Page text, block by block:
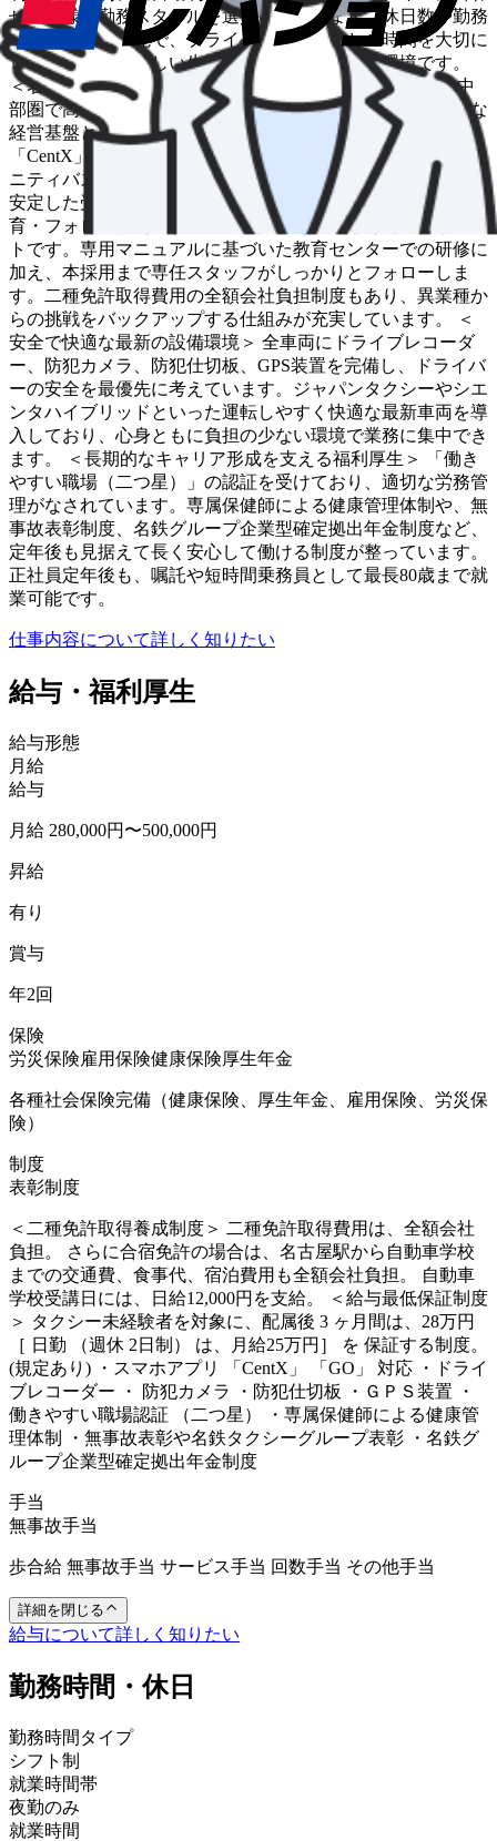
せた多様な勤務スタイルを選択いただけます。休日数や勤務
時間の相談も可能で、プライベートや家族との時間を大切に
しながら、規則正しい生活リズムを維持できる環境です。
＜名鉄グループとしての圧倒的な安定感とブランド力＞ 中
部圏で高い知名度を誇る名鉄グループの一員として、強固な
経営基盤とブランドの安心感があります。スマホアプリ
「CentX」「GO」の全車導入や、自治体と連携したコミュ
ニティバス・デマンドタクシーの運行など、地域に根差した
安定した受注体制が整っています。 ＜未経験者も安心の教
育・フォロー体制＞ 採用者の約80％が未経験からのスター
トです。専用マニュアルに基づいた教育センターでの研修に
加え、本採用まで専任スタッフがしっかりとフォローしま
す。二種免許取得費用の全額会社負担制度もあり、異業種か
らの挑戦をバックアップする仕組みが充実しています。 ＜
安全で快適な最新の設備環境＞ 全車両にドライブレコーダ
ー、防犯カメラ、防犯仕切板、GPS装置を完備し、ドライバ
ーの安全を最優先に考えています。ジャパンタクシーやシエ
ンタハイブリッドといった運転しやすく快適な最新車両を導
入しており、心身ともに負担の少ない環境で業務に集中でき
ます。 ＜長期的なキャリア形成を支える福利厚生＞ 「働き
やすい職場（二つ星）」の認証を受けており、適切な労務管
理がなされています。専属保健師による健康管理体制や、無
事故表彰制度、名鉄グループ企業型確定拠出年金制度など、
定年後も見据えて長く安心して働ける制度が整っています。
正社員定年後も、嘱託や短時間乗務員として最長80歳まで就
業可能です。
仕事内容について詳しく知りたい
給与・福利厚生
給与形態
月給
給与
月給 280,000円〜500,000円
昇給
有り
賞与
年2回
保険
労災保険雇用保険健康保険厚生年金
各種社会保険完備（健康保険、厚生年金、雇用保険、労災保
険）
制度
表彰制度
＜二種免許取得養成制度＞ 二種免許取得費用は、全額会社
負担。 さらに合宿免許の場合は、名古屋駅から自動車学校
までの交通費、食事代、宿泊費用も全額会社負担。 自動車
学校受講日には、日給12,000円を支給。 ＜給与最低保証制度
＞ タクシー未経験者を対象に、配属後 3 ヶ月間は、28万円
［ 日勤 （週休 2日制） は、月給25万円］ を 保証する制度。
(規定あり) ・スマホアプリ 「CentX」 「GO」 対応 ・ドライ
ブレコーダー ・ 防犯カメラ ・防犯仕切板 ・ＧＰＳ装置 ・
働きやすい職場認証 （二つ星） ・専属保健師による健康管
理体制 ・無事故表彰や名鉄タクシーグループ表彰 ・名鉄グ
ループ企業型確定拠出年金制度
手当
無事故手当
歩合給 無事故手当 サービス手当 回数手当 その他手当
詳細を閉じる
給与について詳しく知りたい
勤務時間・休日
勤務時間タイプ
シフト制
就業時間帯
夜勤のみ
就業時間